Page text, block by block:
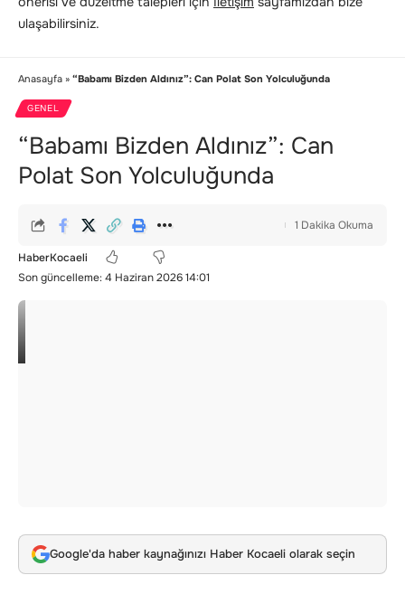
ulaşabilirsiniz.
Anasayfa » “Babamı Bizden Aldınız”: Can Polat Son Yolculuğunda
GENEL
“Babamı Bizden Aldınız”: Can
Polat Son Yolculuğunda
Son güncelleme: 4 Haziran 2026 14:01
HaberKocaeli
1 Dakika Okuma
Google'da haber kaynağınızı Haber Kocaeli olarak seçin